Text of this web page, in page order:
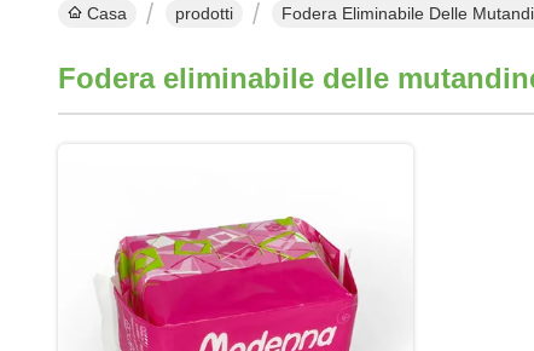
Casa prodotti Fodera Eliminabile Delle
Fodera eliminabile delle